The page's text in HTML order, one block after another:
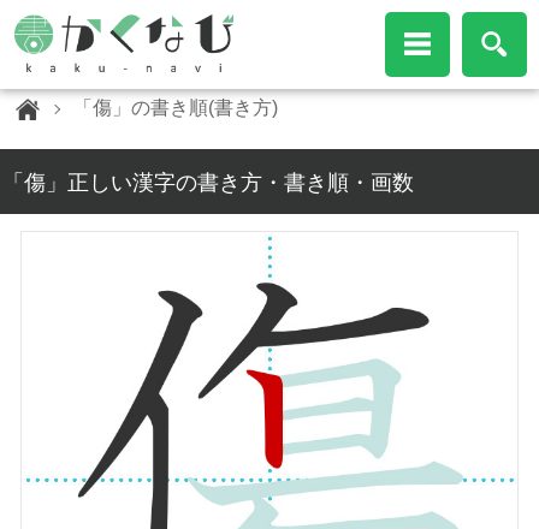
「傷」の書き順(書き方)
「傷」正しい漢字の書き方・書き順・画数